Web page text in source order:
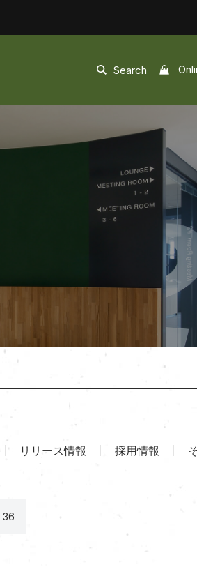
Search
リリース情報 採用情報
36